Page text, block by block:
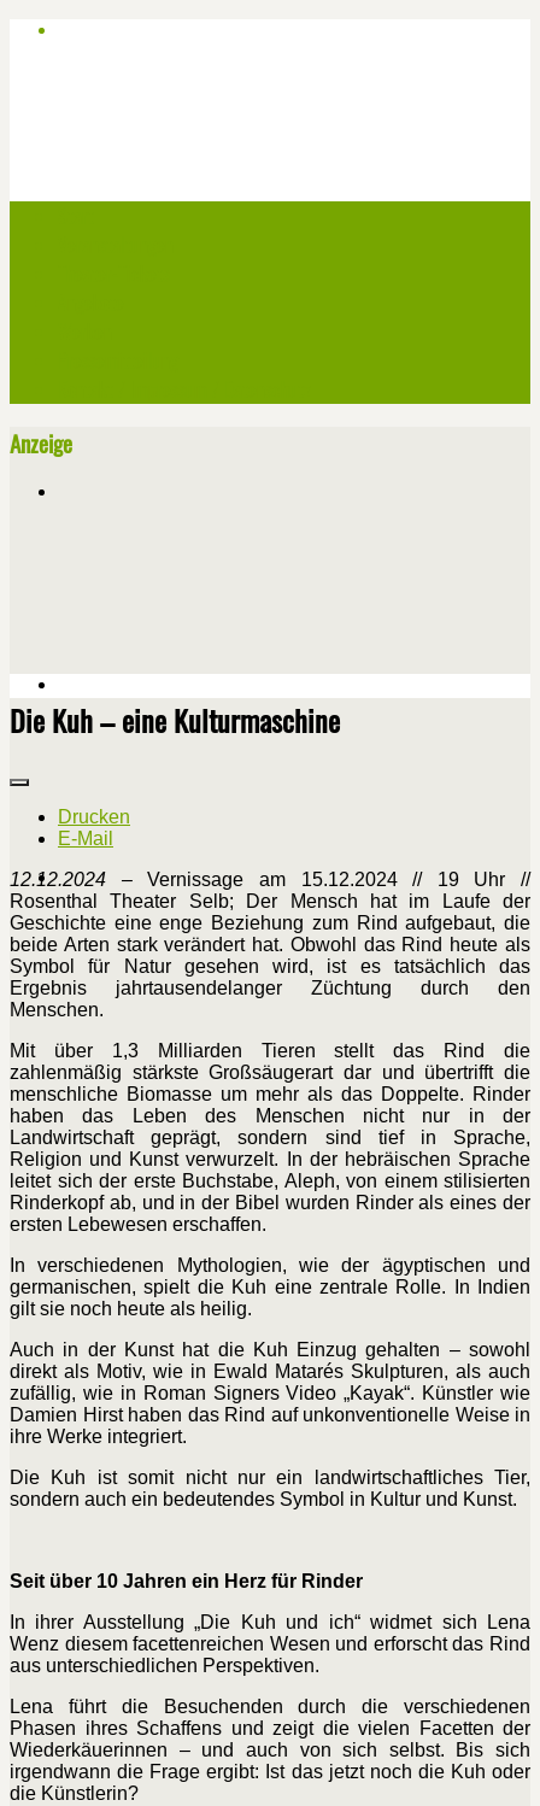
Anzeige
Die Kuh – eine Kulturmaschine
Drucken
E-Mail
12.12.2024 –Vernissage am 15.12.2024 // 19 Uhr //
Rosenthal Theater Selb; Der Mensch hat im Laufe der
Geschichte eine enge Beziehung zum Rind aufgebaut, die
beide Arten stark verändert hat. Obwohl das Rind heute als
Symbol für Natur gesehen wird, ist es tatsächlich das
Ergebnis jahrtausendelanger Züchtung durch den
Menschen.
Mit über 1,3 Milliarden Tieren stellt das Rind die
zahlenmäßig stärkste Großsäugerart dar und übertrifft die
menschliche Biomasse um mehr als das Doppelte. Rinder
haben das Leben des Menschen nicht nur in der
Landwirtschaft geprägt, sondern sind tief in Sprache,
Religion und Kunst verwurzelt. In der hebräischen Sprache
leitet sich der erste Buchstabe, Aleph, von einem stilisierten
Rinderkopf ab, und in der Bibel wurden Rinder als eines der
ersten Lebewesen erschaffen.
In verschiedenen Mythologien, wie der ägyptischen und
germanischen, spielt die Kuh eine zentrale Rolle. In Indien
gilt sie noch heute als heilig.
Auch in der Kunst hat die Kuh Einzug gehalten – sowohl
direkt als Motiv, wie in Ewald Matarés Skulpturen, als auch
zufällig, wie in Roman Signers Video „Kayak“. Künstler wie
Damien Hirst haben das Rind auf unkonventionelle Weise in
ihre Werke integriert.
Die Kuh ist somit nicht nur ein landwirtschaftliches Tier,
sondern auch ein bedeutendes Symbol in Kultur und Kunst.
Seit über 10 Jahren ein Herz für Rinder
In ihrer Ausstellung „Die Kuh und ich“ widmet sich Lena
Wenz diesem facettenreichen Wesen und erforscht das Rind
aus unterschiedlichen Perspektiven.
Lena führt die Besuchenden durch die verschiedenen
Phasen ihres Schaffens und zeigt die vielen Facetten der
Wiederkäuerinnen – und auch von sich selbst. Bis sich
irgendwann die Frage ergibt: Ist das jetzt noch die Kuh oder
die Künstlerin?